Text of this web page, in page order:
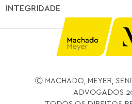
INTEGRIDADE
Ⓒ MACHADO, MEYER,
ADVOGADOS